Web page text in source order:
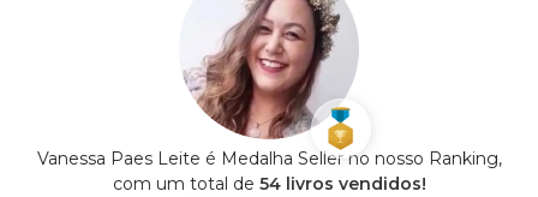
Vanessa Paes Leite é Medalha Seller no nosso Ranking,
com um total de 54 livros vendidos!